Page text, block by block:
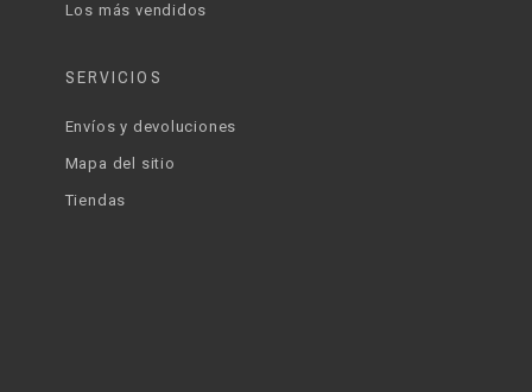
Los más vendidos
SERVICIOS
Envíos y devoluciones
Mapa del sitio
Tiendas